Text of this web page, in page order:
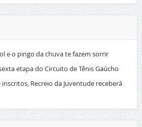
e o pingo da chuva te fazem sorrir
etapa do Circuito de Tênis Gaúcho
Recreio da Juventude receberá